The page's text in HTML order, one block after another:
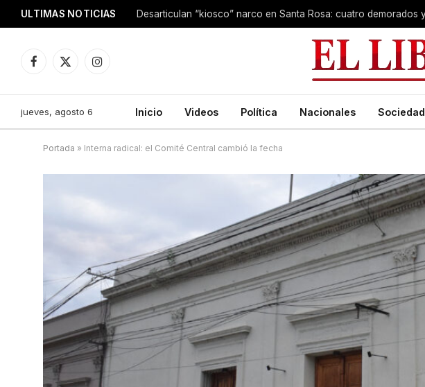
ULTIMAS NOTICIAS
Facebook
X
Instagram
jueves, agosto 6 Inicio Videos Política Nacionales Sociedad
Portada » Interna radical: el Comité Central cambió la fecha